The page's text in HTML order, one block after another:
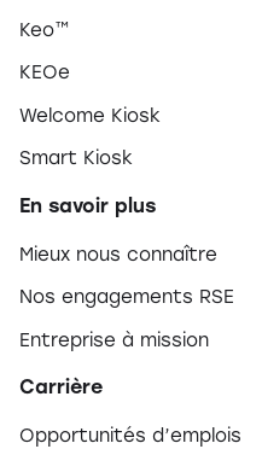
Keo™
KEOe
Welcome Kiosk
Smart Kiosk
En savoir plus
Mieux nous connaître
Nos engagements RSE
Entreprise à mission
Carrière
Opportunités d’emplois